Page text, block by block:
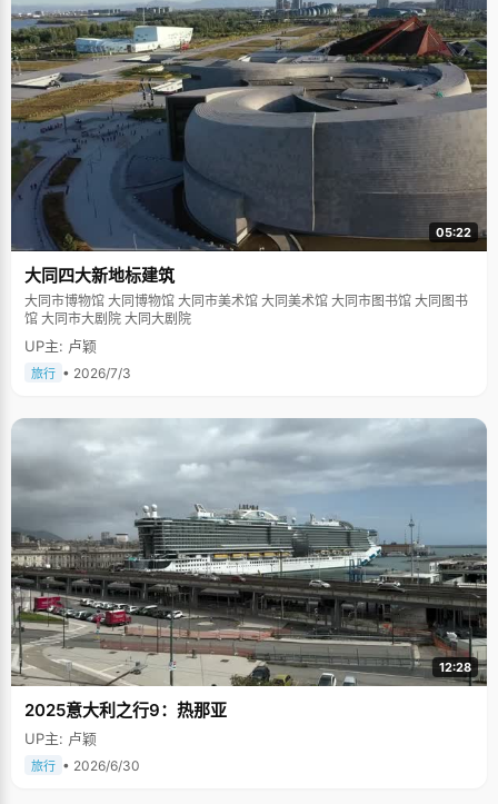
05:22
大同四大新地标建筑
大同市博物馆 大同博物馆 大同市美术馆 大同美术馆 大同市图书馆 大同图书
馆 大同市大剧院 大同大剧院
UP主: 卢颖
旅行 • 2026/7/3
12:28
2025意大利之行9：热那亚
UP主: 卢颖
旅行 • 2026/6/30